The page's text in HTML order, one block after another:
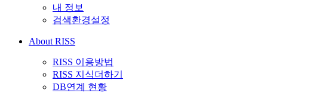
내 정보
검색환경설정
About RISS
RISS 이용방법
RISS 지식더하기
DB연계 현황